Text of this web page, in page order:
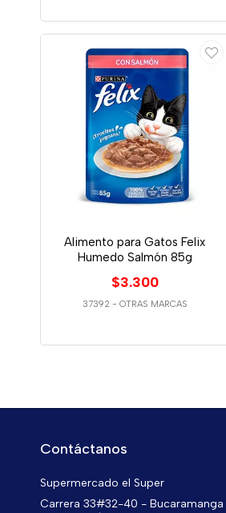
Alimento para Gatos Felix
Humedo Salmón 85g
$3.300
37392 - OTRAS MARCAS
Contáctanos
Supermercado el Super
Carrera 33#32-40 - Bucaramanga